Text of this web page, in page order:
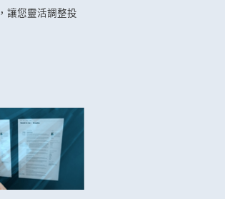
，讓您靈活調整投